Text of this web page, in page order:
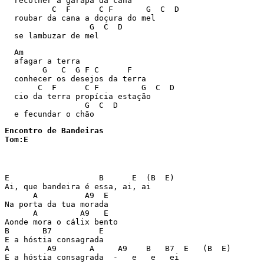
          C  F      C F       G  C  D
  roubar da cana a doçura do mel
                  G  C  D
  se lambuzar de mel
  Am
  afagar a terra
        G   C  G F C      F
  conhecer os desejos da terra
       C  F      C F         G  C  D
  cio da terra propícia estação
                 G  C  D
  e fecundar o chão
Encontro de Bandeiras
Tom:E
E                   B      E  (B  E)
Ai, que bandeira é essa, ai, ai
      A          A9  E
Na porta da tua morada
      A         A9   E
Aonde mora o cálix bento
B       B7          E
E a hóstia consagrada
A        A9       A     A9    B   B7  E   (B  E)
E a hóstia consagrada  -   e   e   ei